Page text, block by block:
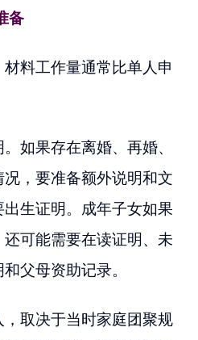
备
料工作量通常比单人申
如果存在离婚、再婚、
，要准备额外说明和文
生证明。成年子女如果
可能需要在读证明、未
父母资助记录。
取决于当时家庭团聚规